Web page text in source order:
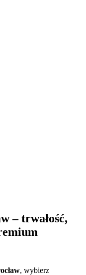
– trwałość,
, wybierz